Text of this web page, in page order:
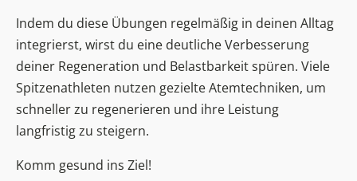
Indem du diese Übungen regelmäßig in deinen Alltag
integrierst, wirst du eine deutliche Verbesserung
deiner Regeneration und Belastbarkeit spüren. Viele
Spitzenathleten nutzen gezielte Atemtechniken, um
schneller zu regenerieren und ihre Leistung
langfristig zu steigern.
Komm gesund ins Ziel!